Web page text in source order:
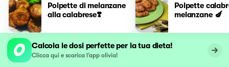
Polpette di melanzane
alla calabrese❣️
Polpette
melanzane 🍆
Calcola le dosi perfette per la tua dieta!
Clicca qui e scarica l’app olivia!